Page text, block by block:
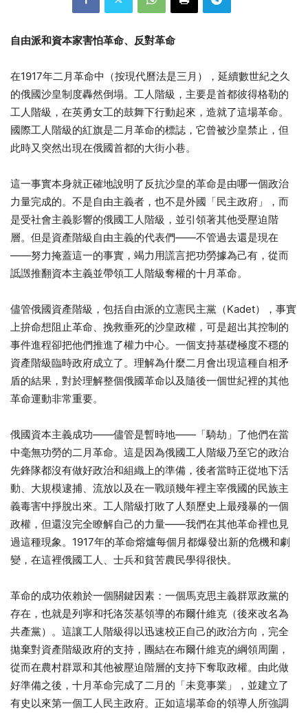
自由派和資本家害怕革命、反對革命
在1917年二月革命中（按現代曆法是三月），延續數世紀之久
的俄國沙皇制度轟然倒塌。工人階級，主要是首都彼得格勒的
工人階級，在英勇女工的鼓舞下行動起來，造就了這場革命。
國際工人階級的紅旗是二月革命的標誌，它曾被沙皇禁止，但
此時又突然出現在俄國首都的大街小巷。
這一事實本身就正確地說明了反抗沙皇的革命是由哪一個政治
力量完成的。不是自由主義者，也不是外國「民主政府」，而
是受社會主義影響的俄國工人階級，並引領著其他受壓迫階
層。但是資產階級自由主義的代表們——不管過去還是現在
——努力掩蓋這一的事實，竭力用謊言把功勞據為己有，從而
詆譭推翻資本主義並帶領工人階級奪權的十月革命。
儘管俄國資產階級，包括自由派的立憲民主黨（Kadet），事實
上拚命想阻止革命、挽救垂死的沙皇政權，可是超出其控制的
事件進程卻把他們推進了權力中心。一個支持基礎極度不穩的
資產階級臨時政府成立了。理解為什麼二月會出現這種自相矛
盾的結果，對於理解整個俄國革命以及隨後一個世紀裡的其他
革命運動非常重要。
俄國資本主義成功——儘管是暫時地——「騎劫」了他們在當
中毫無功勞的二月革命。這是因為俄國工人階級乃至它的政治
先鋒隊都沒有做好政治和組織上的準備，後者當時正從地下活
動、大規模逮捕、流放以及在一戰頭幾年裡主宰俄國的民族主
義毒害中掙脫出來。工人階級打敗了人類歷史上最殘暴的一個
政權，但還沒完全瞭解自己的力量——我們在其他革命裡也見
過這種現象。1917年的革命熔爐每個月都爆發出新的危機和劇
變，在這裡俄國工人、士兵和貧苦農民學得很快。
革命的成功依賴於一個關鍵因素：一個馬克思主義群眾政黨的
存在，也就是列寧和托洛茨基領導的布爾什維克（後來改名為
共產黨）。這讓工人階級得以迅速校正自己的政治方向，完全
拋棄對資產階級政府的支持，團結在布爾什維克的綱領周圍，
從而在農村群眾和其他被壓迫階層的支持下奪取政權。由此做
好準備之後，十月革命完成了二月的「未竟事業」，並建立了
有史以來第一個工人民主政府。正如這場革命的領導人所強調